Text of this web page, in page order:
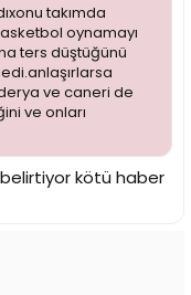
takımda
oynamayı
ters düştüğünü
derya ve caneri de
ve onları
kötü haber